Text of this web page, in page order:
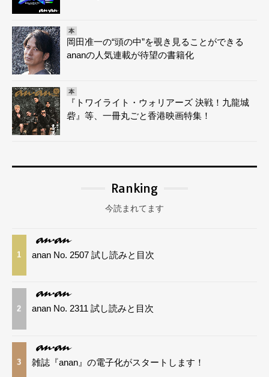
本
岡田准一の“頭の中”を覗き見ることができる
ananの人気連載が待望の書籍化
本
『トワイライト・ウォリアーズ 決戦！九龍城
砦』等、一冊丸ごと香港映画特集！
Ranking
今読まれてます
1 anan No. 2507 試し読みと目次
2 anan No. 2311 試し読みと目次
3 雑誌『anan』の電子化がスタートします！